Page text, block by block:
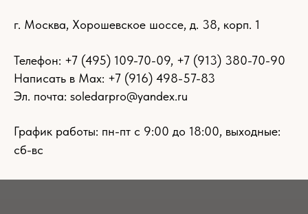
г. Москва, Хорошевское шоссе, д. 38, корп. 1
Телефон: +7 (495) 109-70-09, +7 (913) 380-70-90
Написать в Max: +7 (916) 498-57-83
Эл. почта: soledarpro@yandex.ru
График работы: пн-пт с 9:00 до 18:00, выходные:
сб-вс